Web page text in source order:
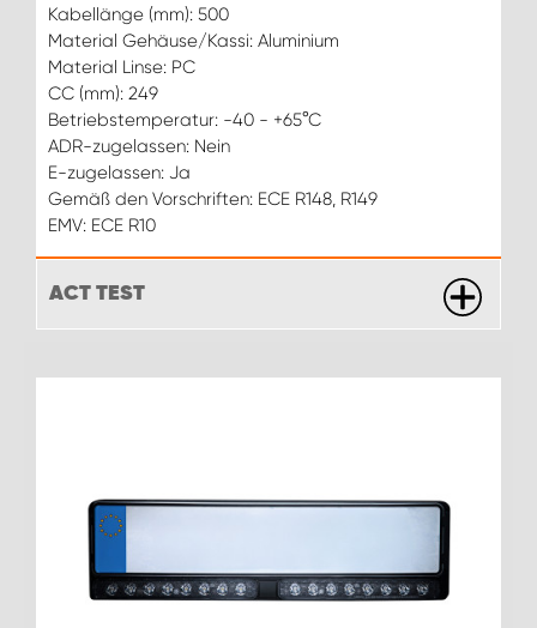
Kabellänge (mm): 500
Material Gehäuse/Kassi: Aluminium
Material Linse: PC
CC (mm): 249
Betriebstemperatur: -40 - +65°C
ADR-zugelassen: Nein
E-zugelassen: Ja
Gemäß den Vorschriften: ECE R148, R149
EMV: ECE R10
ACT TEST